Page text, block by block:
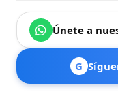
Únete a
G